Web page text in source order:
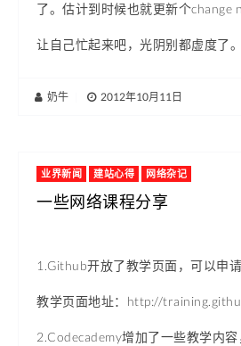
了。估计到时候也就更新个change
让自己忙起来吧，光阴别都虚度了。
奶牛 2012年10月11日
业界新闻 建站心得 网络杂记
一些网络课程分享
1.Github开放了教学页面，可以申请
教学页面地址：http://
2.Codecademy增加了一些教学内容